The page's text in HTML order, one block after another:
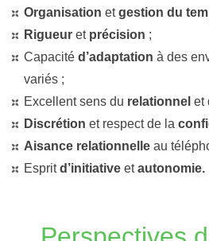
Organisation etgestion du
Rigueur etprécision ;
Capacité d’adaptation à des
variés ;
Excellent sens du relationnel et
Discrétion et respect de la
Aisance relationnelle au
Espritd’initiative etautonomie.